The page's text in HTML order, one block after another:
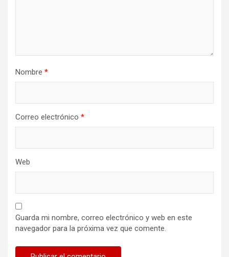
Nombre *
Correo electrónico *
Web
Guarda mi nombre, correo electrónico y web en este
navegador para la próxima vez que comente.